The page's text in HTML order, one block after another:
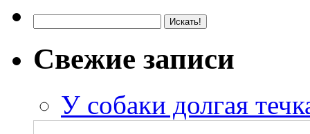
Свежие записи
У собаки долгая